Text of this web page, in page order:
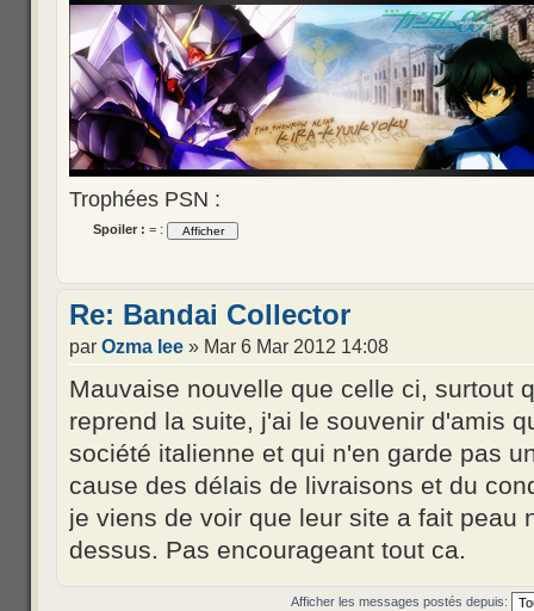
Trophées PSN :
Spoiler : = :
Re: Bandai Collector
par Ozma lee » Mar 6 Mar 2012 14:08
Mauvaise nouvelle que celle ci, surtout
reprend la suite, j'ai le souvenir d'amis
société italienne et qui n'en garde pas
cause des délais de livraisons et du
je viens de voir que leur site a fait peau
dessus. Pas encourageant tout ca.
Afficher les messages postés depuis: